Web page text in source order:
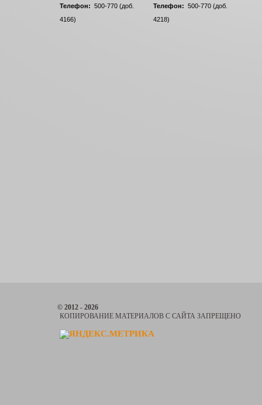
Телефон: 500-770 (доб.
4166)
Телефон: 500-770 (доб.
4218)
© 2012 - 2026
КОПИРОВАНИЕ МАТЕРИАЛОВ С САЙТА ЗАПРЕЩЕНО